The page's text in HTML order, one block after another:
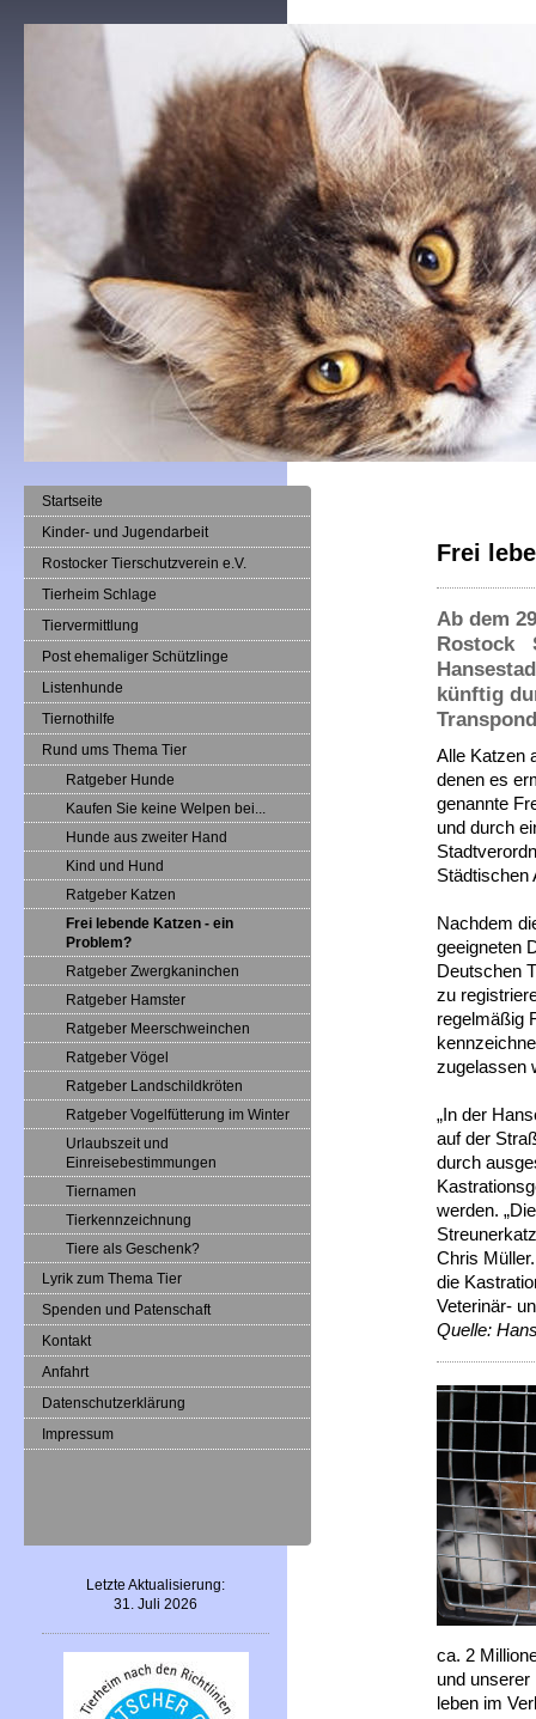
Frei
Ab dem
Rostock
künftig
Alle Katzen
denen es
genannte
und durch
Städtischen
Nachdem
geeigneten
Deutschen
zu
regelmäßig
zugelassen
„In der
auf der
durch
werden.
Chris
die
Veterinär-
Quelle:
ca. 2
und
leben im
Startseite
Kinder- und Jugendarbeit
Rostocker Tierschutzverein e.V.
Tierheim Schlage
Tiervermittlung
Post ehemaliger Schützlinge
Listenhunde
Tiernothilfe
Rund ums Thema Tier
Ratgeber Hunde
Kaufen Sie keine Welpen bei...
Hunde aus zweiter Hand
Kind und Hund
Ratgeber Katzen
Frei lebende Katzen - ein
Problem?
Ratgeber Zwergkaninchen
Ratgeber Hamster
Ratgeber Meerschweinchen
Ratgeber Vögel
Ratgeber Landschildkröten
Ratgeber Vogelfütterung im Winter
Urlaubszeit und
Einreisebestimmungen
Tiernamen
Tierkennzeichnung
Tiere als Geschenk?
Lyrik zum Thema Tier
Spenden und Patenschaft
Kontakt
Anfahrt
Datenschutzerklärung
Impressum
Letzte Aktualisierung:
31. Juli 2026